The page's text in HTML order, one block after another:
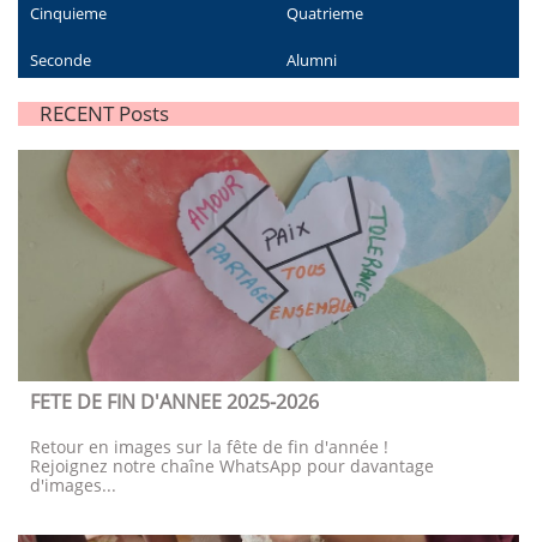
Cinquieme Quatrieme
Seconde Alumni
RECENT Posts
FETE DE FIN D'ANNEE 2025-2026
Retour en images sur la fête de fin d'année !
Rejoignez notre chaîne WhatsApp pour davantage
d'images...